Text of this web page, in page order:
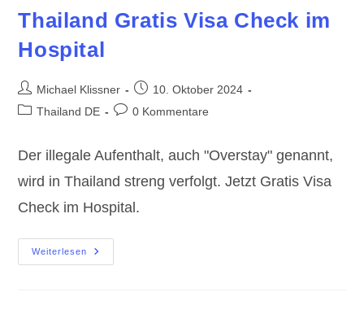
Thailand Gratis Visa Check im
Hospital
Beitrags-
Autor:
Michael Klissner
Beitrag
veröffentlicht:
10. Oktober 2024
Beitrags-
Thailand DE
Beitrags-
0 Kommentare
Der illegale Aufenthalt, auch "Overstay" genannt,
wird in Thailand streng verfolgt. Jetzt Gratis Visa
Check im Hospital.
Weiterlesen
Thailand
Gratis